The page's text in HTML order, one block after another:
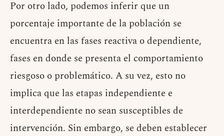
Por otro lado, podemos inferir que un
porcentaje importante de la población se
encuentra en las fases reactiva o dependiente,
fases en donde se presenta el comportamiento
riesgoso o problemático. A su vez, esto no
implica que las etapas independiente e
interdependiente no sean susceptibles de
intervención. Sin embargo, se deben establecer